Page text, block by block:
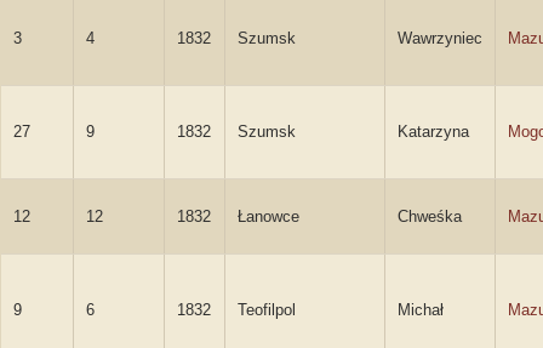
3 4 1832 Szumsk Wawrzyniec
27 9 1832 Szumsk Katarzyna
12 12 1832 Łanowce Chweśka
9 6 1832 Teofilpol Michał